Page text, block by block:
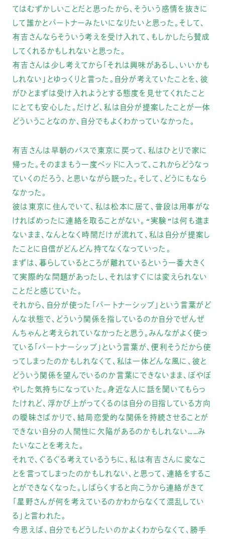
てはむずかしいことだと思ったから、そういう感情を抜きに
して誰かとパートナーみたいになりたいと思った。そして、
有吉さんならそういう考えを受け入れて、もしかしたら賛成
してくれるかもしれないと思った。
有吉さんは少し考えてから「それは興味があるし、いいかも
しれない」とゆっくりと言った。自分が考えていたことを、彼
がひとまずは受け入れようとする態度を見せてくれたこと
にとても安心した。だけど、私は自分が提案したことが一体
どういうことなのか、自分でもよくわかっていなかった。
有吉さんは早朝のバスで東京に戻って、私はひとりで家に
帰った。そのままもう一度ベッドに入って、これからどうなっ
ていくのだろう、と思いながら眠った。そして、どうにもなら
なかった。
彼は東京に住んでいて、私は松本に居て、普段は用事がな
ければめったに連絡を取ることがない。“実験”は何も進ま
ないまま、なんとなく時間だけが流れて、私は自分が提案し
たことに自信がどんどん持てなくなっていった。
まずは、暮らしているところが離れているという一番大きく
て実際的な問題があったし、それはすぐには変えられない
ことだと感じていた。
それから、自分が使った「パートナーシップ」という言葉がど
んな状態で、どういう関係を指しているのか自分でぜんぜ
んちゃんと考えられていなかったと思う。みんながよく使っ
ている「パートナーシップ」という言葉が、便利そうだから使
ってしまったのかもしれなくて、私は一体どんな風に、彼と
どういう関係を望んでいるのか言葉にできないまま、ぼやぼ
やした気持ちになっていた。身近な人に話を聞いてもらっ
たけれど、浮かび上がってくるのは自分の目指している方向
の曖昧さばかりで、結局恋愛的な関係を持続させることが
できない自分の人間性に欠陥があるのかもしれない……み
たいなことを考えた。
それで、ぐるぐる考えているうちに、私は有吉さんに変なこ
とを言ってしまったのかもしれない、と思って、連絡をするこ
とができなくなった。しばらくすると向こうから連絡がきて
「星野さんが何を考えているのかわからなくて混乱してい
る」と言われた。
今思えば、自分でもどうしたいのかよくわからなくて、勝手